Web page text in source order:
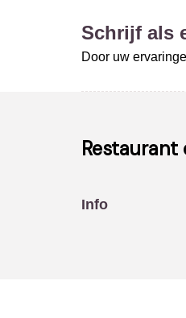
Schrijf als
Door uw
Restaurant
Info